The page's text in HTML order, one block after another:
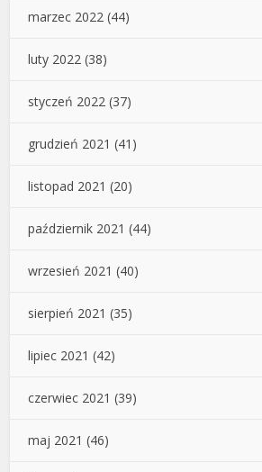
marzec 2022 (44)
luty 2022 (38)
styczeń 2022 (37)
grudzień 2021 (41)
listopad 2021 (20)
październik 2021 (44)
wrzesień 2021 (40)
sierpień 2021 (35)
lipiec 2021 (42)
czerwiec 2021 (39)
maj 2021 (46)